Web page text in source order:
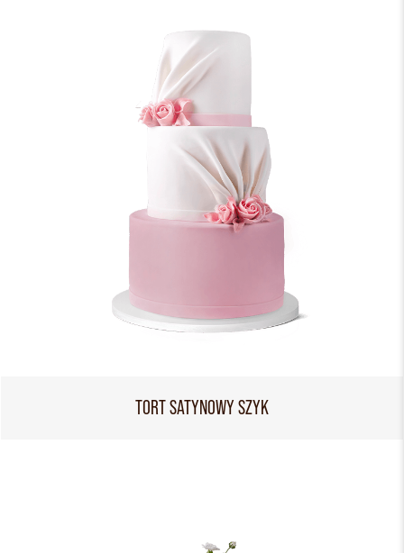
TORT SATYNOWY SZYK